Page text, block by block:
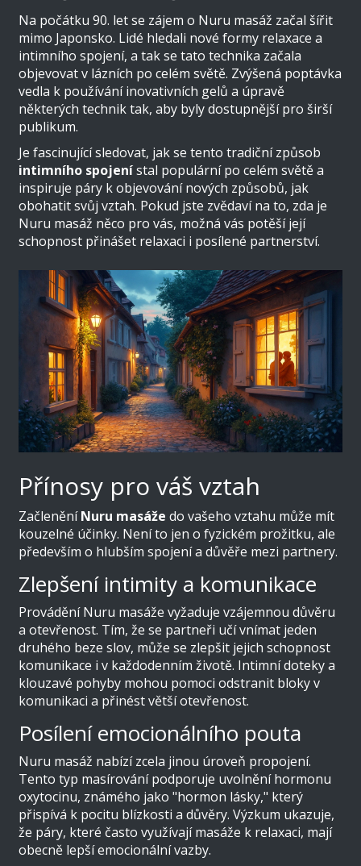
Na počátku 90. let se zájem o Nuru masáž začal šířit
mimo Japonsko. Lidé hledali nové formy relaxace a
intimního spojení, a tak se tato technika začala
objevovat v lázních po celém světě. Zvýšená poptávka
vedla k používání inovativních gelů a úpravě
některých technik tak, aby byly dostupnější pro širší
publikum.
Je fascinující sledovat, jak se tento tradiční způsob
intimního spojenístal populární po celém světě a
inspiruje páry k objevování nových způsobů, jak
obohatit svůj vztah. Pokud jste zvědaví na to, zda je
Nuru masáž něco pro vás, možná vás potěší její
schopnost přinášet relaxaci i posílené partnerství.
Přínosy pro váš vztah
ZačleněníNuru masáže do vašeho vztahu může mít
kouzelné účinky. Není to jen o fyzickém prožitku, ale
především o hlubším spojení a důvěře mezi partnery.
Zlepšení intimity a komunikace
Provádění Nuru masáže vyžaduje vzájemnou důvěru
a otevřenost. Tím, že se partneři učí vnímat jeden
druhého beze slov, může se zlepšit jejich schopnost
komunikace i v každodenním životě. Intimní doteky a
klouzavé pohyby mohou pomoci odstranit bloky v
komunikaci a přinést větší otevřenost.
Posílení emocionálního pouta
Nuru masáž nabízí zcela jinou úroveň propojení.
Tento typ masírování podporuje uvolnění hormonu
oxytocinu, známého jako "hormon lásky," který
přispívá k pocitu blízkosti a důvěry. Výzkum ukazuje,
že páry, které často využívají masáže k relaxaci, mají
obecně lepší emocionální vazby.